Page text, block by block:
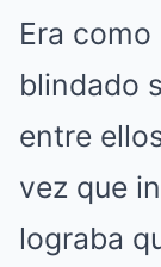
Era
blindado
entre
vez que
lograba